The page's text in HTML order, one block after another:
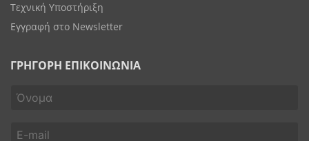
Τεχνική Υποστήριξη
Εγγραφή στο Newsletter
ΓΡΗΓΟΡΗ ΕΠΙΚΟΙΝΩΝΙΑ